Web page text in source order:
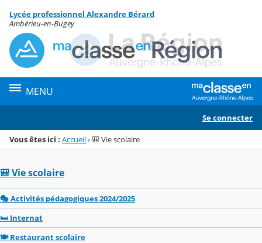
Menu de la rubrique
Contenu
Lycée professionnel Alexandre Bérard
Ambérieu-en-Bugey
MENU
Se connecter
Vous êtes ici : Accueil›🎒 Vie scolaire
🎒 Vie scolaire
🎭 Activités pédagogiques 2024/2025
🛏️ Internat
🍽️ Restaurant scolaire